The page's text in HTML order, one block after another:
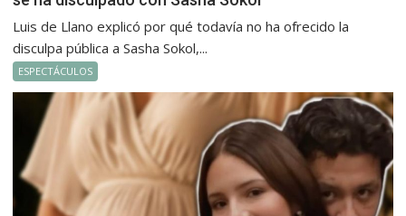
Luis de Llano explicó por qué todavía no ha ofrecido la
disculpa pública a Sasha Sokol,...
ESPECTÁCULOS